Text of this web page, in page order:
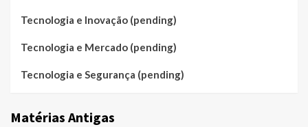
Tecnologia e Inovação (pending)
Tecnologia e Mercado (pending)
Tecnologia e Segurança (pending)
Matérias Antigas